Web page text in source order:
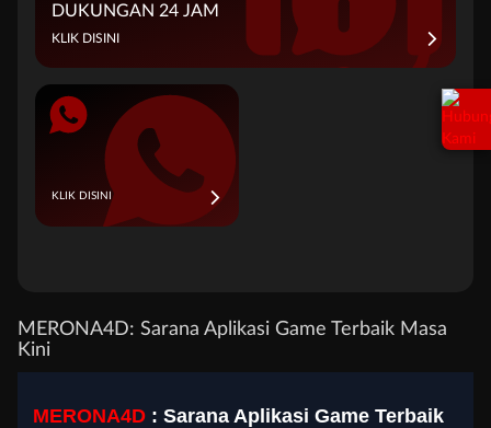
DUKUNGAN 24 JAM
KLIK DISINI
KLIK DISINI
MERONA4D: Sarana Aplikasi Game Terbaik Masa
Kini
MERONA4D : Sarana Aplikasi Game Terbaik